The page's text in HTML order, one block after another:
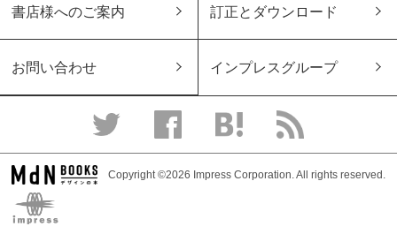
書店様へのご案内 訂正とダウンロード
お問い合わせ インプレスグループ
Copyright ©2026 Impress Corporation. All rights reserved.